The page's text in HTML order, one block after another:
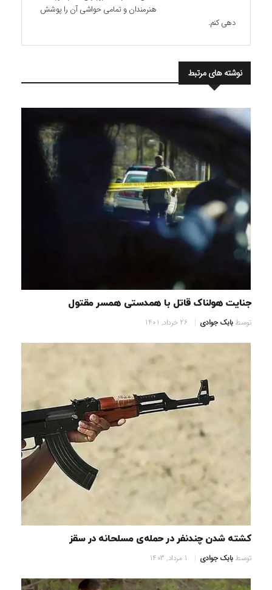
هنرمندان و تمامی حواشی آن را پوشش
دهی کنم.
نوشته های مرتبط
جنایت هولناک قاتل با همدستی همسر مقتول
توسطبابک جوادی 26 خرداد, 1401
کشته شدن چندنفر در حمله‌ی مسلحانه در سقز
توسطبابک جوادی 1 مرداد, 1403